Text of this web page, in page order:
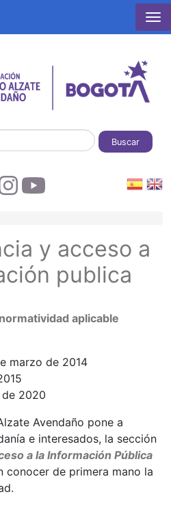
Buscar
de ayuda a la
y acceso a
publica
aplicable
marzo de 2014
de 2020
Avendaño pone a
e interesados, la sección
a la Información Pública
conocer de primera mano la